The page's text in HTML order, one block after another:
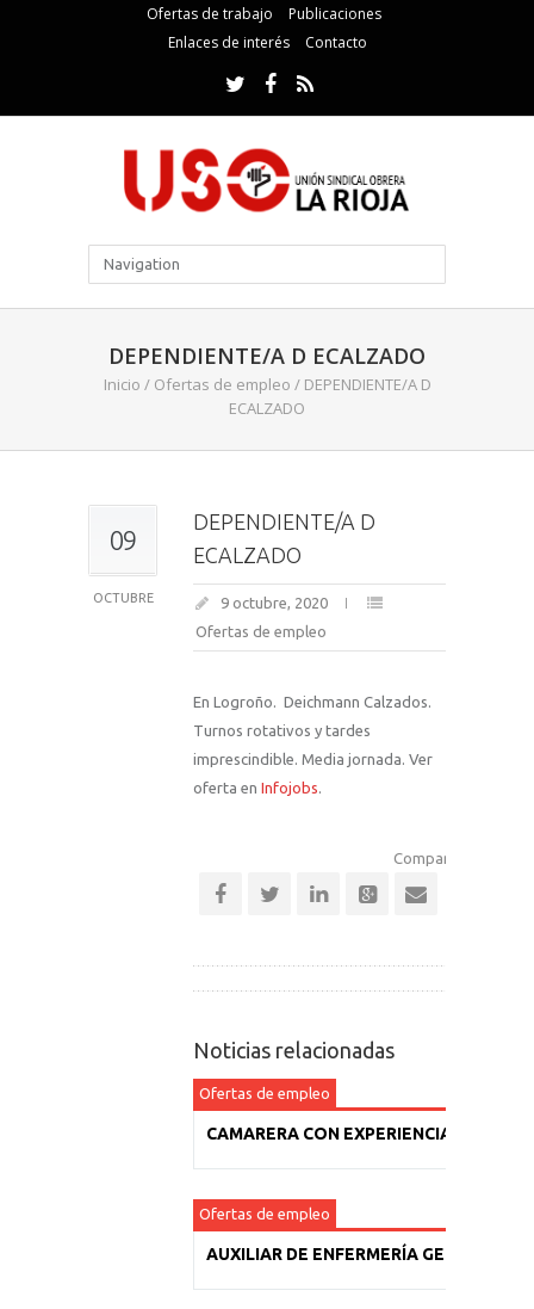
Ofertas de trabajo
Publicaciones
Enlaces de interés
Contacto
DEPENDIENTE/A D ECALZADO
Inicio / Ofertas de empleo / DEPENDIENTE/A D
ECALZADO
09
OCTUBRE
DEPENDIENTE/A D
ECALZADO
9 octubre, 2020
Ofertas de empleo
En Logroño. Deichmann Calzados.
Turnos rotativos y tardes
imprescindible. Media jornada. Ver
oferta en Infojobs.
Comparte esta
Noticias relacionadas
Ofertas de empleo
CAMARERA CON EXPERIENCIA
Ofertas de empleo
AUXILIAR DE ENFERMERÍA GERIÁTRICA